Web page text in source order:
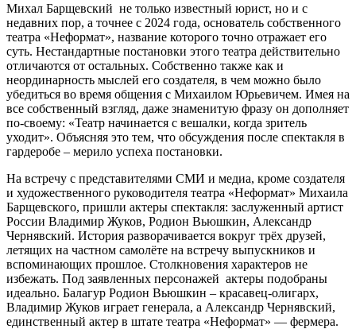
Михал Барщевский не только известный юрист, но и с
недавних пор, а точнее с 2024 года, основатель собственного
театра «Неформат», название которого точно отражает его
суть. Нестандартные постановки этого театра действительно
отличаются от остальных. Собственно также как и
неординарность мыслей его создателя, в чем можно было
убедиться во время общения с Михаилом Юрьевичем. Имея на
все собственный взгляд, даже знаменитую фразу он дополняет
по-своему: «Театр начинается с вешалки, когда зритель
уходит». Объясняя это тем, что обсуждения после спектакля в
гардеробе – мерило успеха постановки.
На встречу с представителями СМИ и медиа, кроме создателя
и художественного руководителя театра «Неформат» Михаила
Барщевского, пришли актеры спектакля: заслуженный артист
России Владимир Жуков, Родион Вьюшкин, Александр
Чернявский. История разворачивается вокруг трёх друзей,
летящих на частном самолёте на встречу выпускников и
вспоминающих прошлое. Столкновения характеров не
избежать. Под заявленных персонажей актеры подобраны
идеально. Балагур Родион Вьюшкин – красавец-олигарх,
Владимир Жуков играет генерала, а Александр Чернявский,
единственный актер в штате театра «Неформат» — фермера.